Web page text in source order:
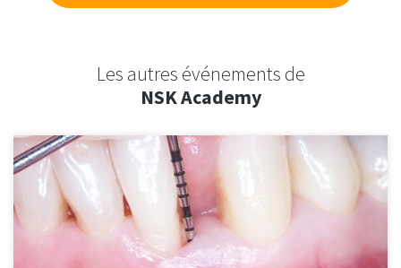
Les autres événements de
NSK Academy